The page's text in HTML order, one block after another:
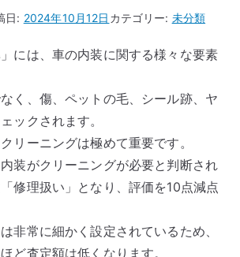
日: 2024年10月12日 カテゴリー: 未分類
」には、車の内装に関する様々な要素
く、傷、ペットの毛、シール跡、ヤ
ックされます。
リーニングは極めて重要です。
装がクリーニングが必要と判断され
修理扱い」となり、評価を10点減点
非常に細かく設定されているため、
ど査定額は低くなります。